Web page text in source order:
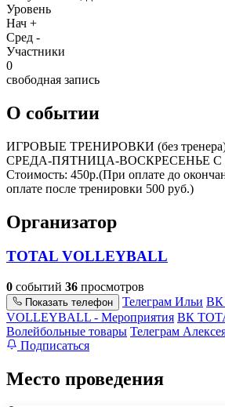
Уровень
Нач +
Сред -
Участники
0
свободная запись
О событии
ИГРОВЫЕ ТРЕНИРОВКИ (без
СРЕДА-ПЯТНИЦА-ВОСКРЕСЕНЬЕ С
Стоимость: 450р.(При оплате до
оплате после тренировки 500 руб.)
Организатор
TOTAL VOLLEYBALL
0 событий 36 просмотров
Показать телефон Телеграм Ильи ВК
VOLLEYBALL - Мероприятия ВК
Волейбольные товары Телеграм
Подписаться
Место проведения